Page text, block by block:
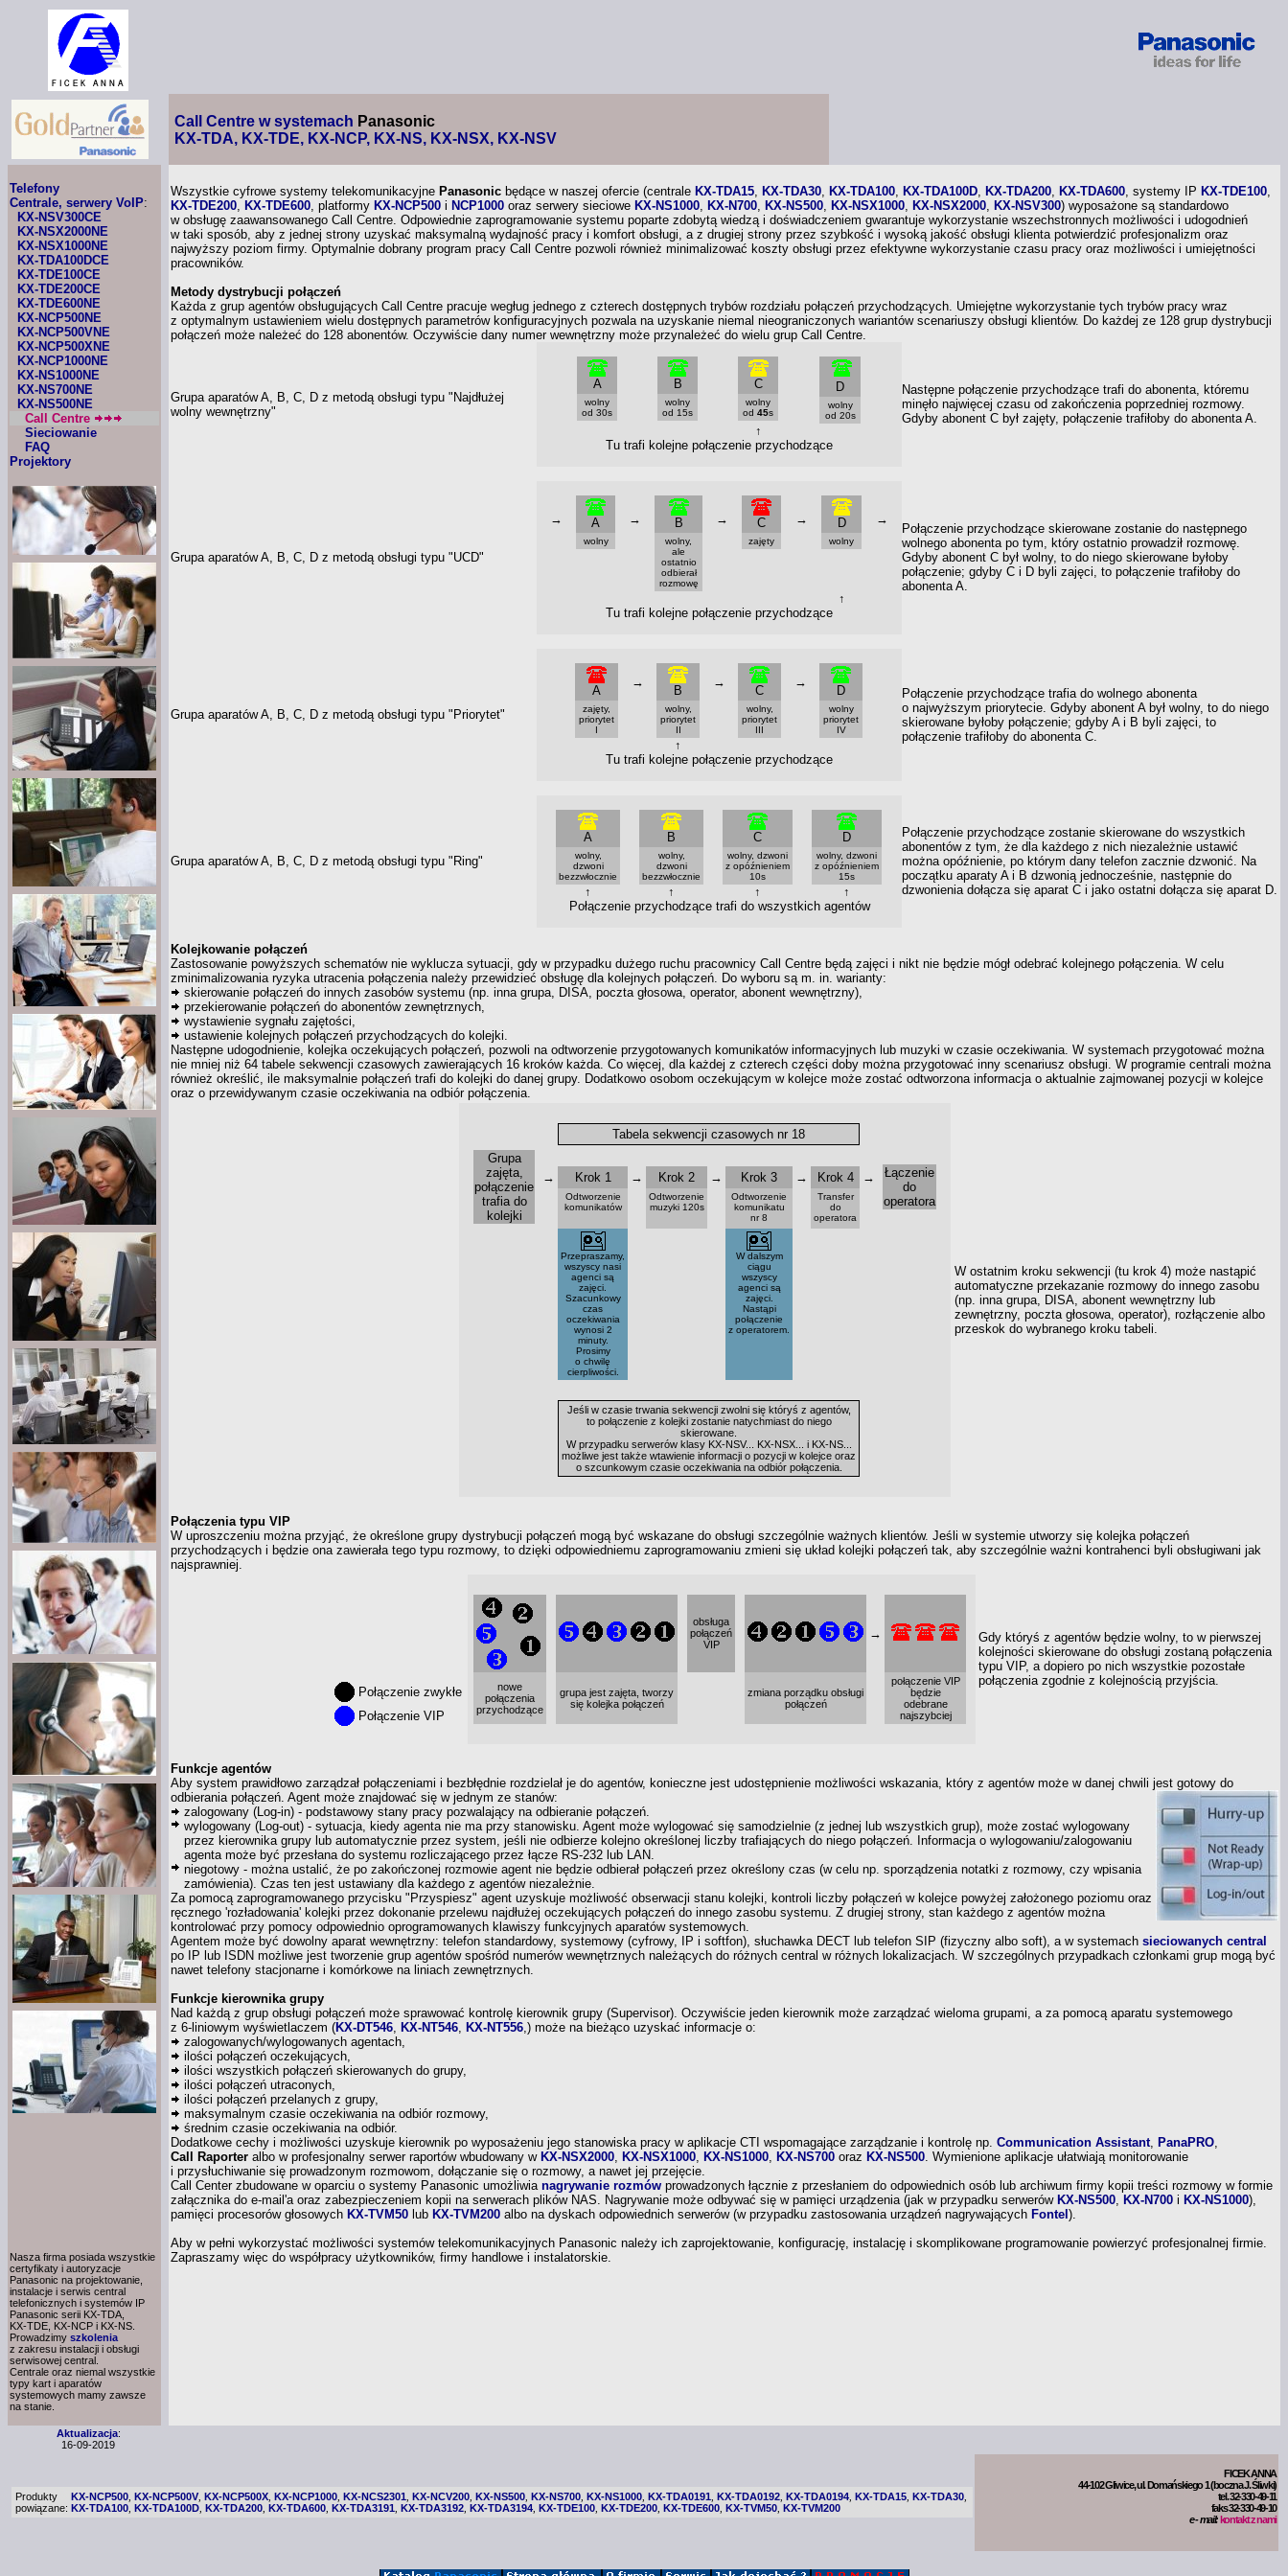
Call Centre w systemach Panasonic
KX-TDA, KX-TDE, KX-NCP, KX-NS, KX-NSX, KX-NSV
Telefony
Centrale, serwery VoIP:
KX-NSV300CE
KX-NSX2000NE
KX-NSX1000NE
KX-TDA100DCE
KX-TDE100CE
KX-TDE200CE
KX-TDE600NE
KX-NCP500NE
KX-NCP500VNE
KX-NCP500XNE
KX-NCP1000NE
KX-NS1000NE
KX-NS700NE
KX-NS500NE
Call Centre
Sieciowanie
FAQ
Projektory
Wszystkie cyfrowe systemy telekomunikacyjne Panasonic będące w naszej ofercie (centrale KX-TDA15, KX-TDA30, KX-TDA100, KX-TDA100D, KX-TDA200, KX-TDA600, systemy IP KX-TDE100,
KX-TDE200, KX-TDE600, platformy KX-NCP500 i NCP1000 oraz serwery sieciowe KX-NS1000, KX-N700, KX-NS500, KX-NSX1000, KX-NSX2000, KX-NSV300) wyposażone są standardowo
w obsługę zaawansowanego Call Centre. Odpowiednie zaprogramowanie systemu poparte zdobytą wiedzą i doświadczeniem gwarantuje wykorzystanie wszechstronnych możliwości i udogodnień
w taki sposób, aby z jednej strony uzyskać maksymalną wydajność pracy i komfort obsługi, a z drugiej strony przez szybkość i wysokąjakość obsługi klienta potwierdzić profesjonalizm oraz
najwyższy poziom firmy. Optymalnie dobrany program pracy Call Centre pozwoli również minimalizować koszty obsługi przez efektywne wykorzystanie czasu pracy oraz możliwości i umiejętności
pracowników.
Metody dystrybucji połączeń
Każda z grup agentów obsługujących Call Centre pracuje wegług jednego z czterech dostępnych trybów rozdziału połączeń przychodzących. Umiejętne wykorzystanie tych trybów pracy wraz
z optymalnym ustawieniem wielu dostępnych parametrów konfiguracyjnych pozwala na uzyskanie niemal nieograniczonych wariantów scenariuszy obsługi klientów. Do każdej ze 128 grup dystrybucji
połączeń może należeć do 128 abonentów. Oczywiście dany numer wewnętrzny może przynależeć do wielu grup Call Centre.
Grupa aparatów A, B, C, D z metodąobsługi typu "Najdłużej
wolny wewnętrzny"
A
wolny
od 30s
B
wolny
od 15s
C
wolny
od 45s
D
wolny
od 20s
↑
Tu trafi kolejne połączenie przychodzące
Następne połączenie przychodzące trafi do abonenta, któremu
minęło najwięcej czasu od zakończenia poprzedniej rozmowy.
Gdyby abonent C był zajęty, połączenie trafiłoby do abonenta A.
Grupa aparatów A, B, C, D z metodąobsługi typu "UCD"
→ A
wolny
→ B
wolny,
ale
ostatnio
odbierał
rozmowę
→ C
zajęty
→ D
wolny
→
↑
Tu trafi kolejne połączenie przychodzące
Połączenie przychodzące skierowane zostanie do następnego
wolnego abonenta po tym, który ostatnio prowadził rozmowę.
Gdyby abonent C był wolny, to do niego skierowane byłoby
połączenie; gdyby C i D byli zajęci, to połączenie trafiłoby do
abonenta A.
Grupa aparatów A, B, C, D z metodąobsługi typu "Priorytet"
A
zajęty,
priorytet
I
→
B
wolny,
priorytet
II
→
C
wolny,
priorytet
III
→
D
wolny
priorytet
IV
↑
Tu trafi kolejne połączenie przychodzące
Połączenie przychodzące trafia do wolnego abonenta
o najwyższym priorytecie. Gdyby abonent A był wolny, to do niego
skierowane byłoby połączenie; gdyby A i B byli zajęci, to
połączenie trafiłoby do abonenta C.
Grupa aparatów A, B, C, D z metodąobsługi typu "Ring"
A
wolny,
dzwoni
bezzwłocznie
B
wolny,
dzwoni
bezzwłocznie
C
wolny, dzwoni
z opóźnieniem
10s
D
wolny, dzwoni
z opóźnieniem
15s
↑ ↑ ↑
↑
Połączenie przychodzące trafi do wszystkich agentów
Połączenie przychodzące zostanie skierowane do wszystkich
abonentów z tym, że dla każdego z nich niezależnie ustawić
można opóźnienie, po którym dany telefon zacznie dzwonić. Na
początku aparaty A i B dzwonią jednocześnie, następnie do
dzwonienia dołącza się aparat C i jako ostatni dołącza się aparat D.
Kolejkowanie połączeń
Zastosowanie powyższych schematów nie wyklucza sytuacji, gdy w przypadku dużego ruchu pracownicy Call Centre będą zajęci i nikt nie będzie mógł odebrać kolejnego połączenia. W celu
zminimalizowania ryzyka utracenia połączenia należy przewidzieć obsługę dla kolejnych połączeń. Do wyboru są m. in. warianty:
skierowanie połączeń do innych zasobów systemu (np. inna grupa, DISA, poczta głosowa, operator, abonent wewnętrzny),
przekierowanie połączeń do abonentów zewnętrznych,
wystawienie sygnału zajętości,
ustawienie kolejnych połączeń przychodzących do kolejki.
Następne udogodnienie, kolejka oczekujących połączeń, pozwoli na odtworzenie przygotowanych komunikatów informacyjnych lub muzyki w czasie oczekiwania. W systemach przygotować można
nie mniej niż 64 tabele sekwencji czasowych zawierających 16 kroków każda. Co więcej, dla każdej z czterech części doby można przygotować inny scenariusz obsługi. W programie centrali można
również określić, ile maksymalnie połączeń trafi do kolejki do danej grupy. Dodatkowo osobom oczekującym w kolejce może zostać odtworzona informacja o aktualnie zajmowanej pozycji w kolejce
oraz o przewidywanym czasie oczekiwania na odbiór połączenia.
Tabela sekwencji czasowych nr 18
Grupa
zajęta,
połączenie
trafia do
kolejki
Łączenie
do
operatora
→ Krok 1 → Krok 2 → Krok 3 → Krok 4 →
Odtworzenie
komunikatów
Odtworzenie
muzyki 120s
Odtworzenie
komunikatu
nr 8
Transfer
do
operatora
Przepraszamy,
wszyscy nasi
agenci są
zajęci.
Szacunkowy
czas
oczekiwania
wynosi 2
minuty.
Prosimy
o chwilę
cierpliwości.
W dalszym
ciągu
wszyscy
agenci są
zajęci.
Nastąpi
połączenie
z operatorem.
Jeśli w czasietrwania sekwencji zwolni się któryś z agentów,
to połączenie z kolejkizostanie natychmiast do niego
skierowane.
W przypadku serwerów klasy KX-NSV... KX-NSX...
i KX-NS...
możliwe jest także wtawienie informacji o pozycji w kolejce oraz
o szcunkowymczasie oczekiwania na odbiór połączenia.
W ostatnim kroku sekwencji (tu krok 4) może nastąpić
automatyczne przekazanie rozmowy do innego zasobu
(np. inna grupa, DISA, abonent wewnętrzny lub
zewnętrzny, poczta głosowa, operator), rozłączenie albo
przeskok do wybranego kroku tabeli.
Połączenia typu VIP
W uproszczeniu można przyjąć, że określone grupy dystrybucji połączeń mogą być wskazane do obsługi szczególnie ważnych klientów. Jeśli w systemie utworzy się kolejka połączeń
przychodzących i będzie ona zawierała tego typu rozmowy, to dzięki odpowiedniemu zaprogramowaniu zmieni się układ kolejki połączeń tak, aby szczególnie ważni kontrahenci byli obsługiwani jak
najsprawniej.
Połączenie zwykłe
Połączenie VIP
obsługa
połączeń
VIP
→
nowe
połączenia
przychodzące
grupa jest zajęta, tworzy
się kolejka połączeń
zmiana porządku obsługi
połączeń
połączenie VIP
będzie
odebrane
najszybciej
Gdy któryś z agentówbędzie wolny, to w pierwszej
kolejności skierowane do obsługi zostaną połączenia
typu VIP, a dopiero po nich wszystkie pozostałe
połączenia zgodnie z kolejnościąprzyjścia.
Funkcje agentów
Aby system prawidłowo zarządzał połączeniami i bezbłędnie rozdzielał je do agentów, konieczne jest udostępnienie możliwości wskazania, który z agentówmoże w danej chwili jest gotowy do
odbierania połączeń. Agent może znajdować się w jednym ze stanów:
zalogowany (Log-in) - podstawowy stany pracy pozwalający na odbieranie połączeń.
wylogowany (Log-out) - sytuacja, kiedy agenta nie ma przy stanowisku. Agent może wylogować się samodzielnie (z jednej lub wszystkich grup), może zostać wylogowany
przez kierownika grupy lub automatycznie przez system, jeśli nie odbierze kolejno określonej liczby trafiających do niego połączeń. Informacja o wylogowaniu/zalogowaniu
agenta może być przesłana do systemu rozliczającego przez łącze RS-232 lub LAN.
niegotowy - można ustalić, że po zakończonej rozmowie agent nie będzie odbierał połączeń przez określony czas (w celu np. sporządzenia notatki z rozmowy, czy wpisania
zamówienia). Czas ten jest ustawiany dla każdego z agentówniezależnie.
Za pomocą zaprogramowanego przycisku "Przyspiesz" agent uzyskuje możliwość obserwacji stanu kolejki, kontroli liczby połączeń w kolejce powyżej założonego poziomu oraz
ręcznego 'rozładowania' kolejki przez dokonanie przelewu najdłużej oczekujących połączeń do innego zasobu systemu. Z drugiej strony, stan każdego z agentówmożna
kontrolować przy pomocy odpowiednio oprogramowanych klawiszy funkcyjnych aparatów systemowych.
Agentem może być dowolny aparat wewnętrzny: telefon standardowy, systemowy (cyfrowy, IP i softfon), słuchawka DECT lub telefon SIP (fizyczny albo soft), a wsystemach sieciowanych central
po IP lub ISDN możliwe jest tworzenie grup agentów spośród numerów wewnętrznych należących do różnych central w różnych lokalizacjach. W szczególnych przypadkach członkami grup mogą być
nawet telefony stacjonarne i komórkowe na liniach zewnętrznych.
Funkcje kierownika grupy
Nad każdą z grup obsługi połączeń może sprawować kontrolę kierownik grupy (Supervisor). Oczywiście jeden kierownik może zarządzać wieloma grupami, a zapomocą aparatu systemowego
z 6-liniowym wyświetlaczem (KX-DT546, KX-NT546, KX-NT556,) może na bieżąco uzyskać informacje o:
zalogowanych/wylogowanych agentach,
ilości połączeń oczekujących,
ilości wszystkich połączeń skierowanych do grupy,
ilości połączeń utraconych,
ilości połączeń przelanych z grupy,
maksymalnym czasie oczekiwania na odbiór rozmowy,
średnim czasie oczekiwania na odbiór.
Dodatkowe cechy i możliwości uzyskuje kierownik po wyposażeniu jego stanowiska pracy w aplikacje CTI wspomagające zarządzanie i kontrolę np. Communication Assistant, PanaPRO,
Call Raporter albo w profesjonalny serwer raportów wbudowany w KX-NSX2000, KX-NSX1000, KX-NS1000, KX-NS700 oraz KX-NS500. Wymienione aplikacje ułatwiają monitorowanie
i przysłuchiwanie się prowadzonym rozmowom, dołączanie się o rozmowy, a nawet jej przejęcie.
Call Center zbudowane w oparciu o systemy Panasonic umożliwia nagrywanie rozmów prowadzonych łącznie z przesłaniem do odpowiednich osób lub archiwum firmy kopii treści rozmowy w formie
załącznika do e-mail'a oraz zabezpieczeniem kopii na serwerach plików NAS. Nagrywanie może odbywać się w pamięci urządzenia (jak w przypadku serwerów KX-NS500, KX-N700 i KX-NS1000),
pamięci procesorów głosowych KX-TVM50 lub KX-TVM200 albo na dyskach odpowiednich serwerów (w przypadku zastosowania urządzeń nagrywających Fontel ).
Aby w pełni wykorzystać możliwości systemów telekomunikacyjnych Panasonic należy ich zaprojektowanie, konfigurację, instalację i skomplikowane programowanie powierzyć profesjonalnej firmie.
Zapraszamy więc do współpracy użytkowników, firmy handlowe i instalatorskie.
Nasza firma posiada wszystkie
certyfikaty i autoryzacje
Panasonic na projektowanie,
instalacje i serwis central
telefonicznych i systemów IP
Panasonic serii KX-TDA,
KX-TDE, KX-NCP i KX-NS.
Prowadzimy szkolenia
z zakresu instalacji i obsługi
serwisowej central.
Centrale oraz niemal wszystkie
typy kart i aparatów
systemowych mamy zawsze
na stanie.
Aktualizacja:
16-09-2019
Produkty
powiązane:
KX-NCP500 KX-NCP500V KX-NCP500X KX-NCP1000 KX-NCS2301 KX-NCV200 KX-NS500 KX-NS700 KX-NS1000 KX-TDA0191 KX-TDA0192 KX-TDA0194 KX-TDA15 KX-TDA30
KX-TDA100 KX-TDA100D KX-TDA200 KX-TDA600 KX-TDA3191 KX-TDA3192 KX-TDA3194 KX-TDE100 KX-TDE200 KX-TDE600 KX-TVM50 KX-TVM200
FICEK ANNA
44-102 Gliwice, ul. Domańskiego 1 (boczna J. Śliwki)
tel. 32-330-49-11
faks 32-330-49-10
e - mail:kontakt z nami